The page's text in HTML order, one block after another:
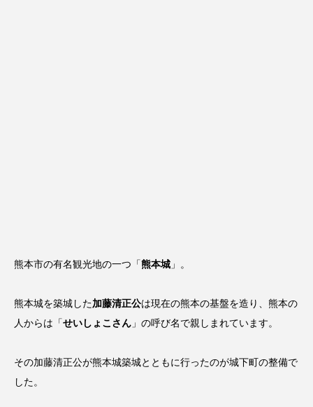
熊本市の有名観光地の一つ「熊本城 」。
熊本城を築城した加藤清正公は現在の熊本の基盤を造り、熊本の
人からは「せいしょこさん 」の呼び名で親しまれています。
その加藤清正公が熊本城築城とともに行ったのが城下町の整備で
した。